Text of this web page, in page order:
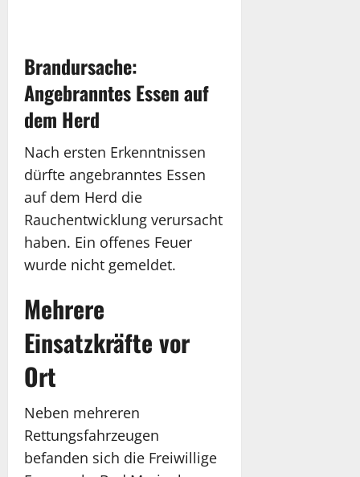
Brandursache:
Angebranntes Essen auf
dem Herd
Nach ersten Erkenntnissen
dürfte angebranntes Essen
auf dem Herd die
Rauchentwicklung verursacht
haben. Ein offenes Feuer
wurde nicht gemeldet.
Mehrere
Einsatzkräfte vor
Ort
Neben mehreren
Rettungsfahrzeugen
befanden sich die Freiwillige